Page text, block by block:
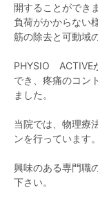
開することができ
負荷がかからない
筋の除去と可動域
PHYSIO ACTIVE
でき、疼痛のコン
ました。
当院では、物理療
ンを行っています。
興味のある専門職
下さい。